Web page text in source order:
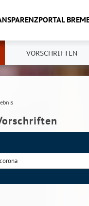
VORSCHRIFTEN